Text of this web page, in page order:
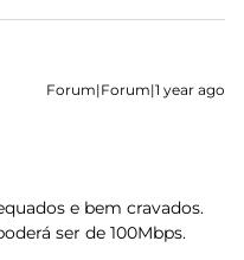
Forum|Forum|1 year ago
e bem cravados.
ser de 100Mbps.